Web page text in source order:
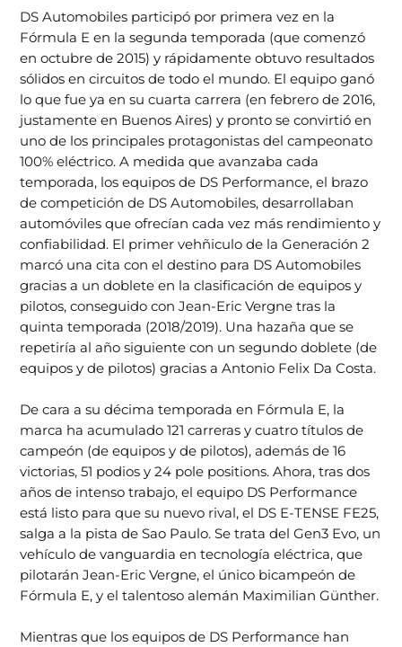
DS Automobiles participó por primera vez en la
Fórmula E en la segunda temporada (que comenzó
en octubre de 2015) y rápidamente obtuvo resultados
sólidos en circuitos de todo el mundo. El equipo ganó
lo que fue ya en su cuarta carrera (en febrero de 2016,
justamente en Buenos Aires) y pronto se convirtió en
uno de los principales protagonistas del campeonato
100% eléctrico. A medida que avanzaba cada
temporada, los equipos de DS Performance, el brazo
de competición de DS Automobiles, desarrollaban
automóviles que ofrecían cada vez más rendimiento y
confiabilidad. El primer vehñiculo de la Generación 2
marcó una cita con el destino para DS Automobiles
gracias a un doblete en la clasificación de equipos y
pilotos, conseguido con Jean-Eric Vergne tras la
quinta temporada (2018/2019). Una hazaña que se
repetiría al año siguiente con un segundo doblete (de
equipos y de pilotos) gracias a Antonio Felix Da Costa.
De cara a su décima temporada en Fórmula E, la
marca ha acumulado 121 carreras y cuatro títulos de
campeón (de equipos y de pilotos), además de 16
victorias, 51 podios y 24 pole positions. Ahora, tras dos
años de intenso trabajo, el equipo DS Performance
está listo para que su nuevo rival, el DS E-TENSE FE25,
salga a la pista de Sao Paulo. Se trata del Gen3 Evo, un
vehículo de vanguardia en tecnología eléctrica, que
pilotarán Jean-Eric Vergne, el único bicampeón de
Fórmula E, y el talentoso alemán Maximilian Günther.
Mientras que los equipos de DS Performance han